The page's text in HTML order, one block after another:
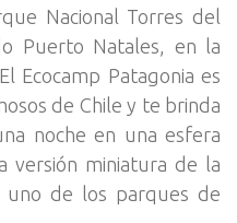
Nacional Torres del
Puerto Natales, en la
Ecocamp Patagonia es
de Chile y te brinda
noche en una esfera
versión miniatura de la
uno de los parques de